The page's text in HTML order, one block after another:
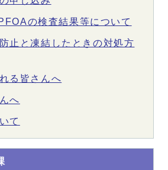
の検査結果等について
止と凍結したときの対処方
る皆さんへ
へ
て